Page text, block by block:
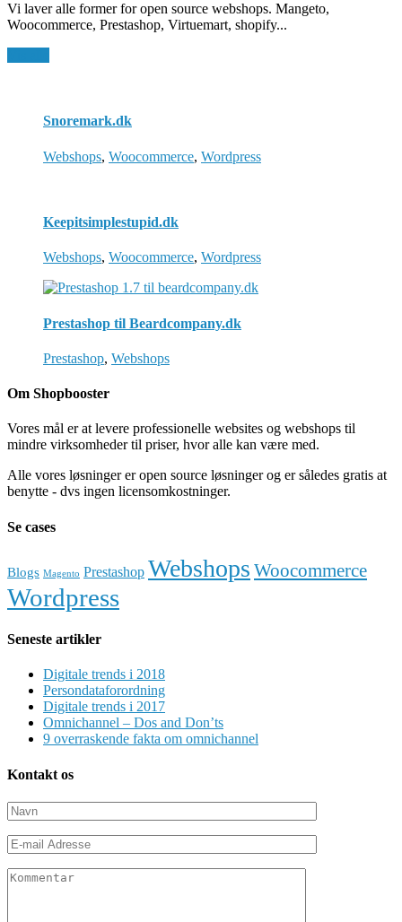
Vi laver alle former for open source webshops. Mangeto,
Woocommerce, Prestashop, Virtuemart, shopify...
Snoremark.dk
Webshops, Woocommerce, Wordpress
Keepitsimplestupid.dk
Webshops, Woocommerce, Wordpress
Prestashop til Beardcompany.dk
Prestashop, Webshops
Om Shopbooster
Vores mål er at levere professionelle websites og webshops til
mindre virksomheder til priser, hvor alle kan være med.
Alle vores løsninger er open source løsninger og er således gratis at
benytte - dvs ingen licensomkostninger.
Se cases
Blogs Magento Prestashop Webshops Woocommerce
Wordpress
Seneste artikler
Digitale trends i 2018
Persondataforordning
Digitale trends i 2017
Omnichannel – Dos and Don’ts
9 overraskende fakta om omnichannel
Kontakt os